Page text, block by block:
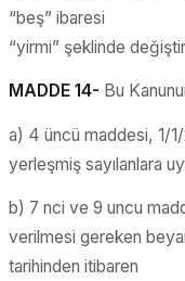
“beş” ibaresi
“yirmi” şeklinde
MADDE 14- Bu
a) 4 üncü maddesi, 1/
yerleşmiş sayılanlara
b) 7 nci ve 9 uncu
verilmesi gereken
tarihinden itibaren